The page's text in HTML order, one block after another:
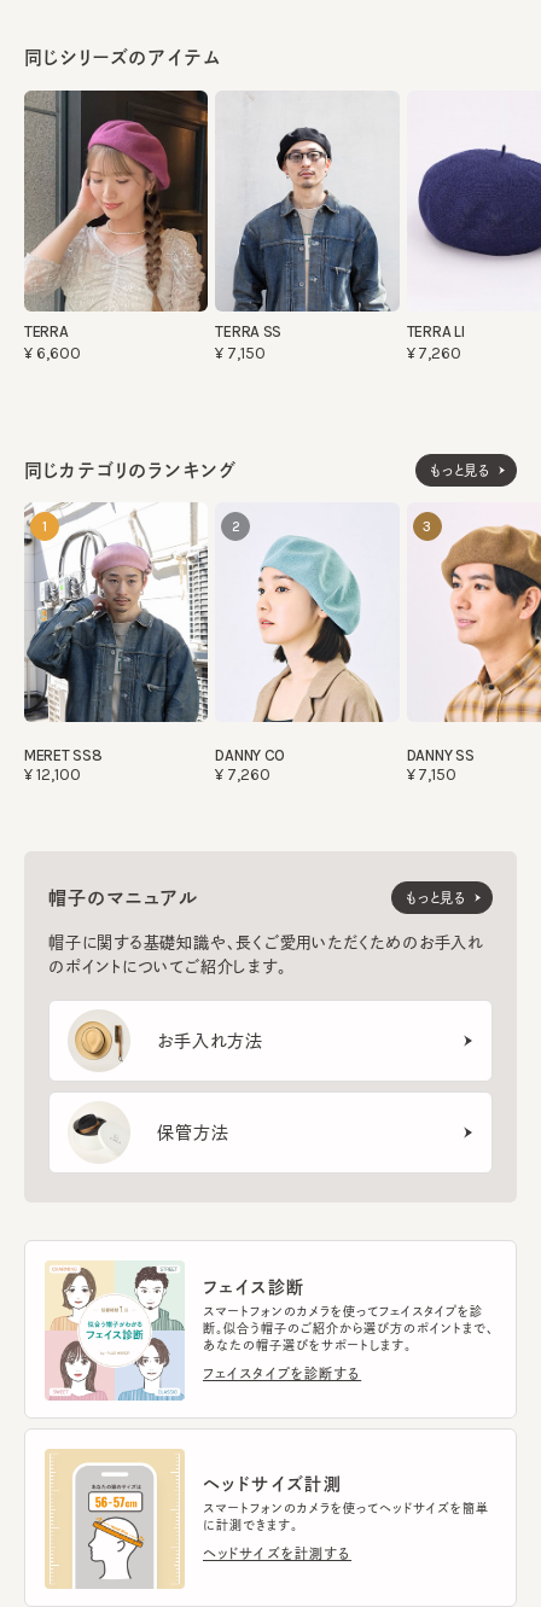
同じシリーズのアイテム
TERRA
¥6,600
TERRA SS
¥7,150
TERRA LI
¥7,260
同じカテゴリのランキング もっと見る
1
MERET SS8
¥12,100
2
DANNY CO
¥7,260
3
DANNY SS
¥7,150
帽子のマニュアル
帽子に関する基礎知識や、長くご愛用いただくためのお手入れ
のポイントについてご紹介します。
お手入れ方法
保管方法
もっと見る
フェイス診断
スマートフォンのカメラを使ってフェイスタイプを診
断。似合う帽子のご紹介から選び方のポイントまで、
あなたの帽子選びをサポートします。
フェイスタイプを診断する
ヘッドサイズ計測
スマートフォンのカメラを使ってヘッドサイズを簡単
に計測できます。
ヘッドサイズを計測する